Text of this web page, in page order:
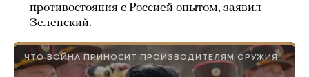
противостояния с Россией опытом, заявил
Зеленский.
ЧТО ВОЙНА ПРИНОСИТ ПРОИЗВОДИТЕЛЯМ ОРУЖИЯ